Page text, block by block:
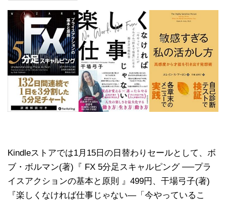
Kindleストアでは1月15日の日替わりセールとして、ボ
ブ・ボルマン(著)『 FX 5分足スキャルピング ──プラ
イスアクションの基本と原則 』499円、干場弓子(著)
『楽しくなければ仕事じゃない―「今やっているこ